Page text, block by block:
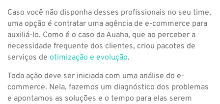
Caso você não disponha desses profissionais no seu time,
uma opção é contratar uma agência de e-commerce para
auxiliá-lo. Como é o caso da Auaha, que ao perceber a
necessidade frequente dos clientes, criou pacotes de
serviços de otimização e evolução.
Toda ação deve ser iniciada com uma análise do e-
commerce. Nela, fazemos um diagnóstico dos problemas
e apontamos as soluções e o tempo para elas serem